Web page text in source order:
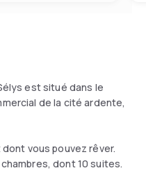
est situé dans le
de la cité ardente,
vous pouvez rêver.
dont 10 suites.